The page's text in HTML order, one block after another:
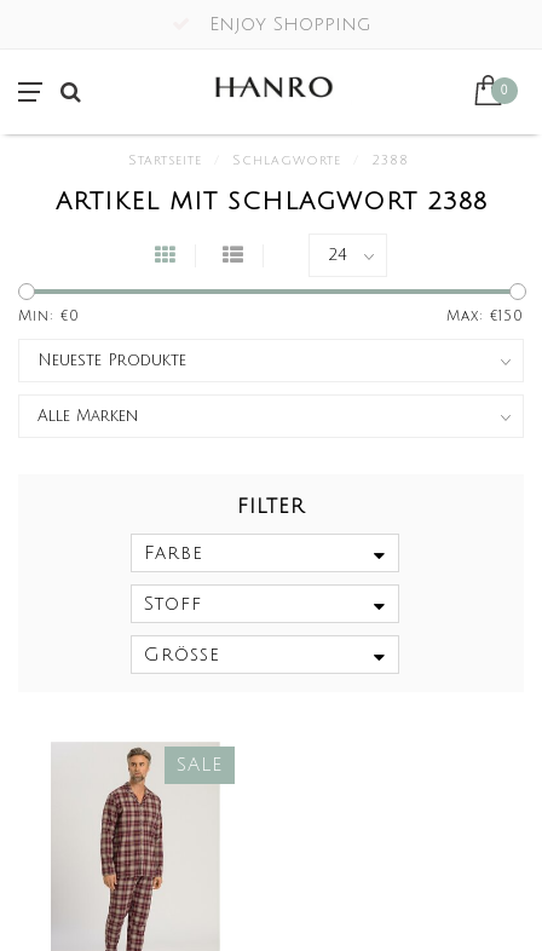
Enjoy Shopping
0
Startseite Schlagworte 2388
ARTIKEL MIT SCHLAGWORT 2388
Min: €0 Max: €150
FILTER
Farbe
Stoff
Größe
SALE